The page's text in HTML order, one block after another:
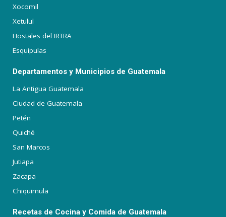
Xocomil
Xetulul
Hostales del IRTRA
Esquipulas
Departamentos y Municipios de Guatemala
La Antigua Guatemala
Ciudad de Guatemala
Petén
Quiché
San Marcos
Jutiapa
Zacapa
Chiquimula
Recetas de Cocina y Comida de Guatemala